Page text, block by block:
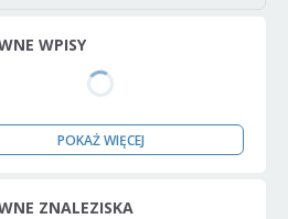
WPISY
POKAŻ WIĘCEJ
ZNALEZISKA